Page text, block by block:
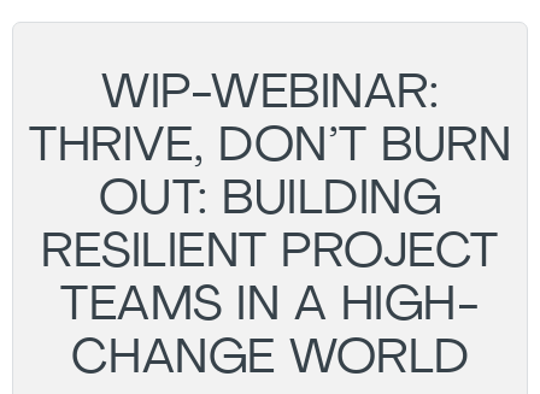
WIP-WEBINAR:
THRIVE, DON’T BURN
OUT: BUILDING
RESILIENT PROJECT
TEAMS IN A HIGH-
CHANGE WORLD